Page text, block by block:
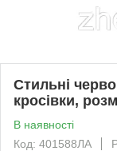
Стильні
кросівки,
В наявності
Код: 401588ЛА